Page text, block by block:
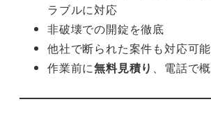
ラブルに対応
非破壊での開錠を徹底
他社で断られた案件も対応可能
作業前に無料見積り 、電話で